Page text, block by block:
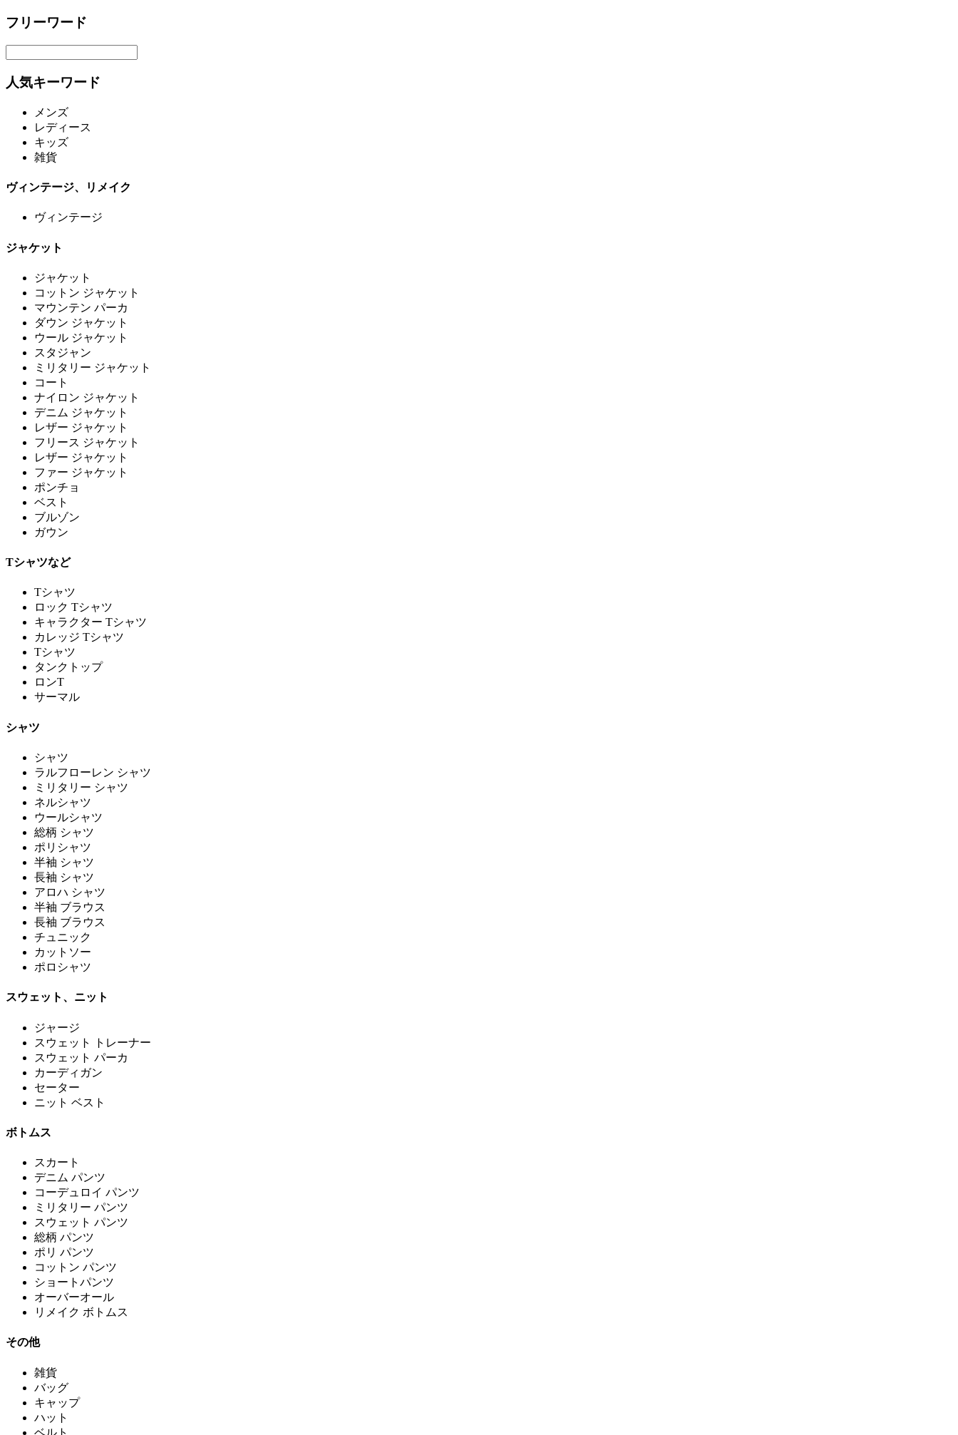
フリーワード
人気キーワード
メンズ
レディース
キッズ
雑貨
ヴィンテージ、リメイク
ヴィンテージ
ジャケット
ジャケット
コットン ジャケット
マウンテン パーカ
ダウン ジャケット
ウール ジャケット
スタジャン
ミリタリー ジャケット
コート
ナイロン ジャケット
デニム ジャケット
レザー ジャケット
フリース ジャケット
レザー ジャケット
ファー ジャケット
ポンチョ
ベスト
ブルゾン
ガウン
Tシャツなど
Tシャツ
ロック Tシャツ
キャラクター Tシャツ
カレッジ Tシャツ
Tシャツ
タンクトップ
ロンT
サーマル
シャツ
シャツ
ラルフローレン シャツ
ミリタリー シャツ
ネルシャツ
ウールシャツ
総柄 シャツ
ポリシャツ
半袖 シャツ
長袖 シャツ
アロハ シャツ
半袖 ブラウス
長袖 ブラウス
チュニック
カットソー
ポロシャツ
スウェット、ニット
ジャージ
スウェット トレーナー
スウェット パーカ
カーディガン
セーター
ニット ベスト
ボトムス
スカート
デニム パンツ
コーデュロイ パンツ
ミリタリー パンツ
スウェット パンツ
総柄 パンツ
ポリ パンツ
コットン パンツ
ショートパンツ
オーバーオール
リメイク ボトムス
その他
雑貨
バッグ
キャップ
ハット
ベルト